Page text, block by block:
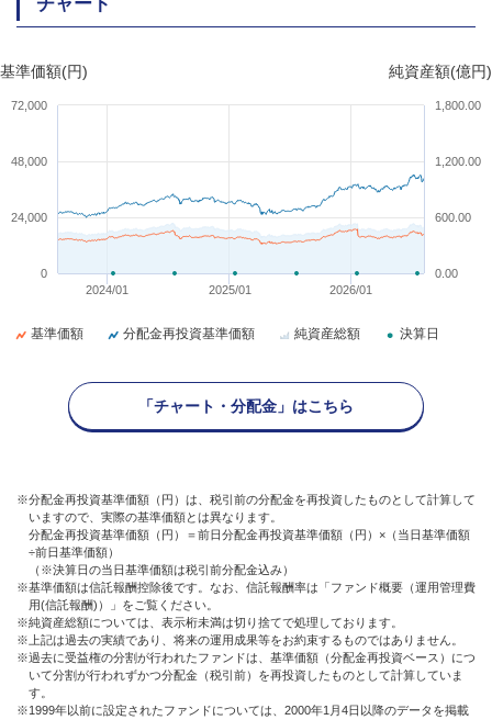
チャート
基準価額(円) 純資産額(億円)
2024/01 2025/01 2026/01
0
24,000
48,000
72,000
0.00
600.00
1,200.00
1,800.00
基準価額 分配金再投資基準価額 純資産総額 決算日
「チャート・分配金」はこちら
※分配金再投資基準価額（円）は、税引前の分配金を再投資したものとして計算して
いますので、実際の基準価額とは異なります。
分配金再投資基準価額（円）＝前日分配金再投資基準価額（円）×（当日基準価額
÷前日基準価額）
（※決算日の当日基準価額は税引前分配金込み）
※基準価額は信託報酬控除後です。なお、信託報酬率は「ファンド概要（運用管理費
用(信託報酬)）」をご覧ください。
※純資産総額については、表示桁未満は切り捨てで処理しております。
※上記は過去の実績であり、将来の運用成果等をお約束するものではありません。
※過去に受益権の分割が行われたファンドは、基準価額（分配金再投資ベース）につ
いて分割が行われずかつ分配金（税引前）を再投資したものとして計算していま
す。
※1999年以前に設定されたファンドについては、2000年1月4日以降のデータを掲載